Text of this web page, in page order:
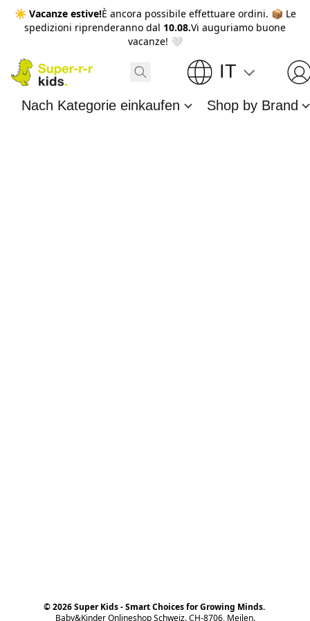
☀️ Vacanze estive!È ancora possibile effettuare ordini. 📦 Le
spedizioni riprenderanno dal 10.08.Vi auguriamo buone
vacanze! 🤍
IT
Nach Kategorie einkaufen Shop by Brand
© 2026 Super Kids - Smart Choices for Growing Minds.
Baby&Kinder Onlineshop Schweiz. CH-8706, Meilen.